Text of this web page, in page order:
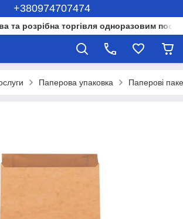
+380974707474
та розрібна торгівля одноразовим
Паперова упаковка Паперові